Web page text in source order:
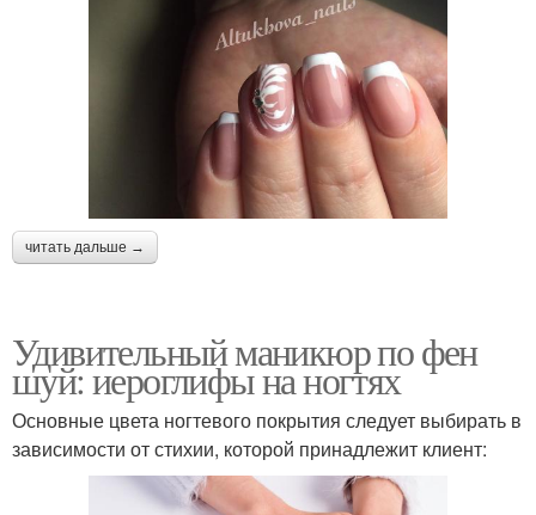
читать дальше →
Удивительный маникюр по фен
шуй: иероглифы на ногтях
Основные цвета ногтевого покрытия следует выбирать в
зависимости от стихии, которой принадлежит клиент: